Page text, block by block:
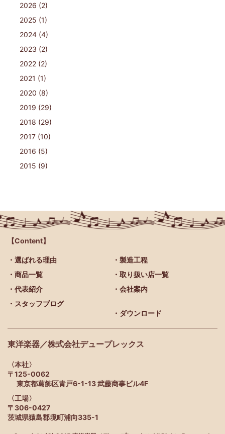
2026 (2)
2025 (1)
2024 (4)
2023 (2)
2022 (2)
2021 (1)
2020 (8)
2019 (29)
2018 (29)
2017 (10)
2016 (5)
2015 (9)
【Content】
・選ばれる理由
・製造工程
・商品一覧
・取り扱い店一覧
・代表紹介
・会社案内
・スタッフブログ
・ダウンロード
東洋楽器／株式会社デュープレックス
〈本社〉
〒125-0062
東京都葛飾区青戸6-1-13 武藤商事ビル4F
〈工場〉
〒306-0427
茨城県猿島郡境町浦向335-1